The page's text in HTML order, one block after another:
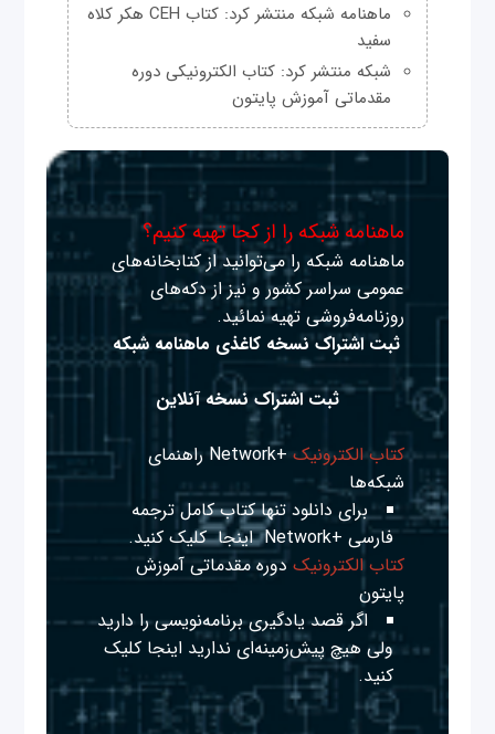
ماهنامه شبکه منتشر کرد: کتاب CEH هکر کلاه
سفید
شبکه منتشر کرد: کتاب الکترونیکی دوره
مقدماتی آموزش پایتون
ماهنامه شبکه را از کجا تهیه کنیم؟
ماهنامه شبکه را می‌توانید از کتابخانه‌های
عمومی سراسر کشور و نیز از دکه‌های
روزنامه‌فروشی تهیه نمائید.
ثبت اشتراک نسخه کاغذی ماهنامه شبکه
ثبت اشتراک نسخه آنلاین
کتاب الکترونیک
+Network راهنمای
شبکه‌ها
برای دانلود تنها کتاب کامل ترجمه
فارسی +Network
اینجا کلیک کنید.
کتاب الکترونیک دوره مقدماتی آموزش
پایتون
اگر قصد یادگیری برنامه‌نویسی را دارید
ولی هیچ پیش‌زمینه‌ای نداریداینجا کلیک
کنید.